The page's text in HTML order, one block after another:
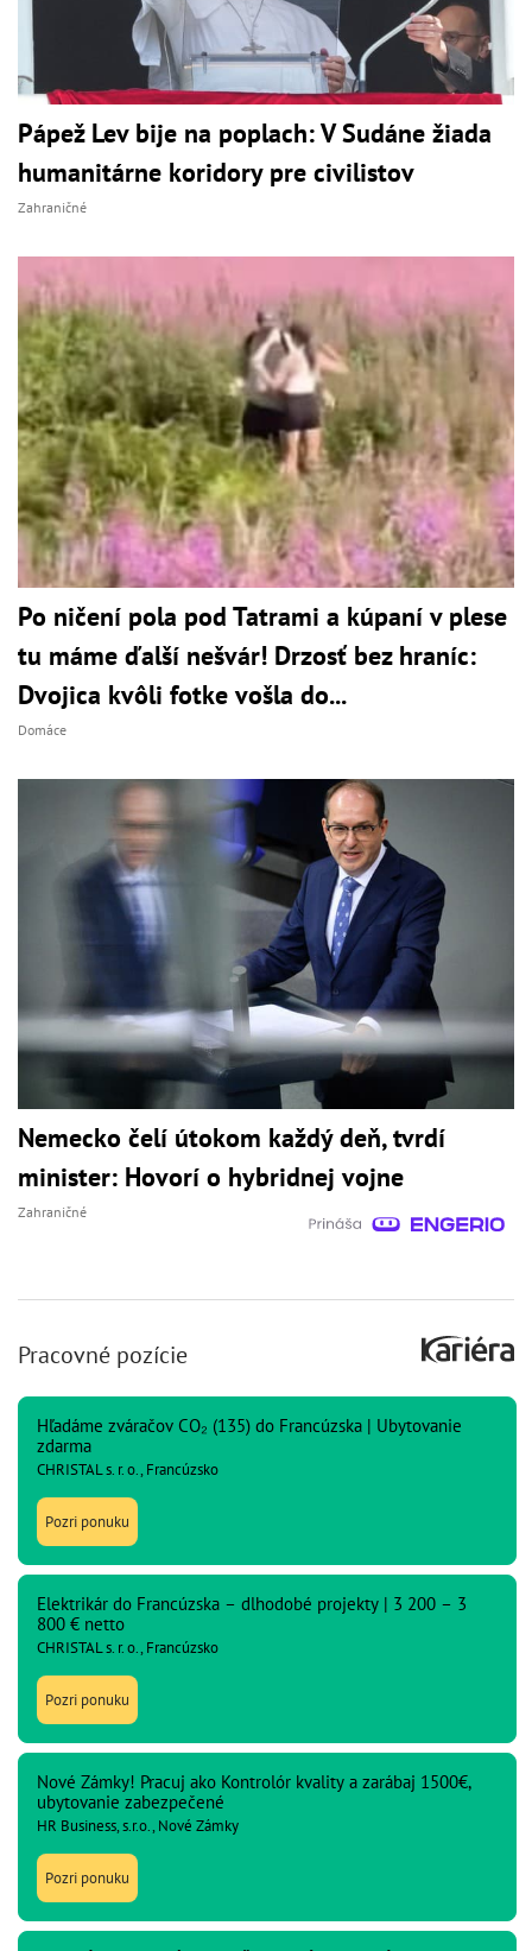
Pápež Lev bije na poplach: V Sudáne žiada
humanitárne koridory pre civilistov
Zahraničné
Po ničení pola pod Tatrami a kúpaní v plese
tu máme ďalší nešvár! Drzosť bez hraníc:
Dvojica kvôli fotke vošla do...
Domáce
Nemecko čelí útokom každý deň, tvrdí
minister: Hovorí o hybridnej vojne
Zahraničné
Pracovné pozície
Hľadáme zváračov CO₂ (135) do Francúzska | Ubytovanie
zdarma
CHRISTAL s. r. o., Francúzsko
Pozri ponuku
Elektrikár do Francúzska – dlhodobé projekty | 3 200 – 3
800 € netto
CHRISTAL s. r. o., Francúzsko
Pozri ponuku
Nové Zámky! Pracuj ako Kontrolór kvality a zarábaj 1500€,
ubytovanie zabezpečené
HR Business, s.r.o., Nové Zámky
Pozri ponuku